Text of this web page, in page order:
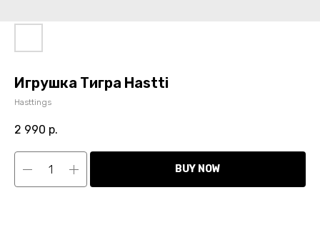
Игрушка Тигра Hastti
Hasttings
2 990 р.
BUY NOW